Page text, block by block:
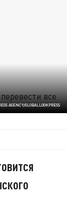
AGENCY/GLOBALLOOKPRESS